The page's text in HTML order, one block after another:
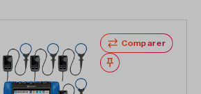
Comparer
Noter